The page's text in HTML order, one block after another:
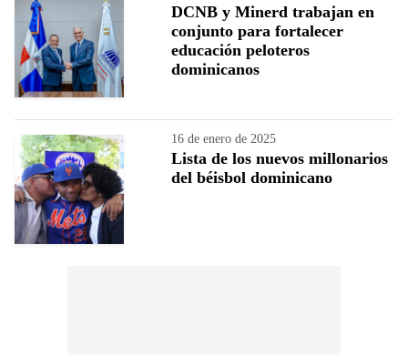
DCNB y Minerd trabajan en
conjunto para fortalecer
educación peloteros
dominicanos
16 de enero de 2025
Lista de los nuevos millonarios
del béisbol dominicano